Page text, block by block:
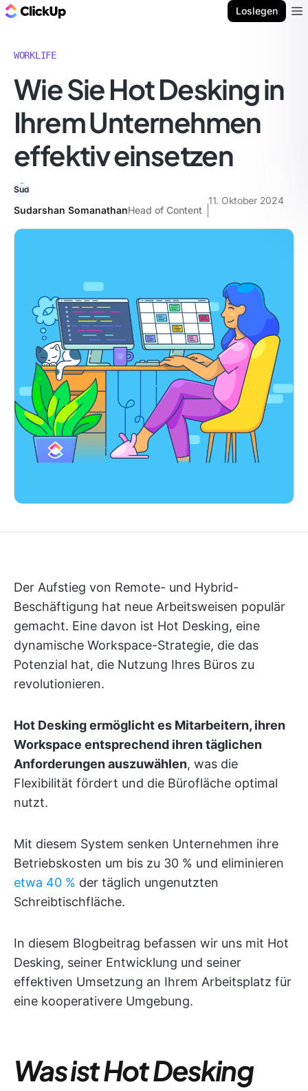
Loslegen
WORKLIFE
Wie Sie Hot Desking in
Ihrem Unternehmen
effektiv einsetzen
Sudarshan SomanathanHead of Content
11. Oktober 2024
Der Aufstieg von Remote- und Hybrid-
Beschäftigung hat neue Arbeitsweisen populär
gemacht. Eine davon ist Hot Desking, eine
dynamische Workspace-Strategie, die das
Potenzial hat, die Nutzung Ihres Büros zu
revolutionieren.
Hot Desking ermöglicht es Mitarbeitern, ihren
Workspace entsprechend ihren täglichen
Anforderungen auszuwählen, was die
Flexibilität fördert und die Bürofläche optimal
nutzt.
Mit diesem System senken Unternehmen ihre
Betriebskosten um bis zu 30 % und eliminieren
etwa 40 % der täglich ungenutzten
Schreibtischfläche.
In diesem Blogbeitrag befassen wir uns mit Hot
Desking, seiner Entwicklung und seiner
effektiven Umsetzung an Ihrem Arbeitsplatz für
eine kooperativere Umgebung.
Was ist Hot Desking